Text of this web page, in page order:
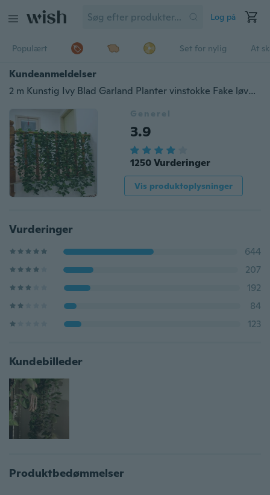
Log på
Populært Set for nylig At
Kundeanmeldelser
2 m Kunstig Ivy Blad Garland Planter vinstokke Fake løvblomster Hjemmeindretning vitalitet
Generel
3.9
1250 Vurderinger
Vis produktoplysninger
Vurderinger
644
207
192
84
123
Kundebilleder
Produktbedømmelser